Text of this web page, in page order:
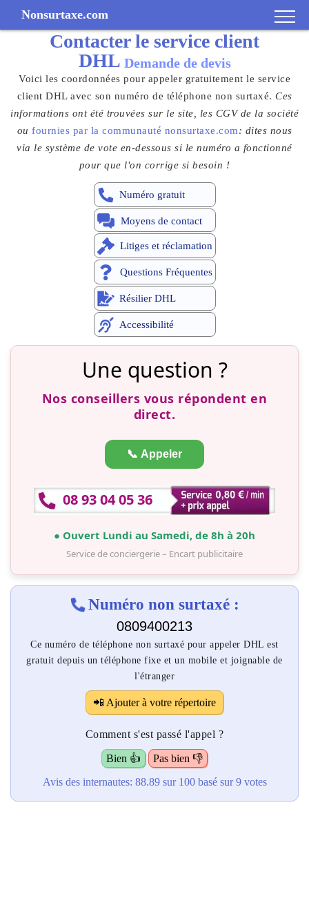
Nonsurtaxe.com
Contacter le service client
DHL Demande de devis
Voici les coordonnées pour appeler gratuitement le service
client DHL avec son numéro de téléphone non surtaxé. Ces
informations ont été trouvées sur le site, les CGV de la société
ou fournies par la communauté nonsurtaxe.com: dites nous
via le système de vote en-dessous si le numéro a fonctionné
pour que l'on corrige si besoin !
Numéro gratuit
Moyens de contact
Litiges et réclamation
Questions Fréquentes
Résilier DHL
Accessibilité
Une question ?
Nos conseillers vous répondent en
direct.
📞 Appeler
08 93 04 05 36
● Ouvert Lundi au Samedi, de 8h à 20h
Service de conciergerie – Encart publicitaire
Numéro non surtaxé :
0809400213
Ce numéro de téléphone non surtaxé pour appeler DHL est
gratuit depuis un téléphone fixe et un mobile et joignable de
l'étranger
📲 Ajouter à votre répertoire
Comment s'est passé l'appel ?
Bien 👍
Pas bien 👎
Avis des internautes: 88.89sur 100basé sur9votes